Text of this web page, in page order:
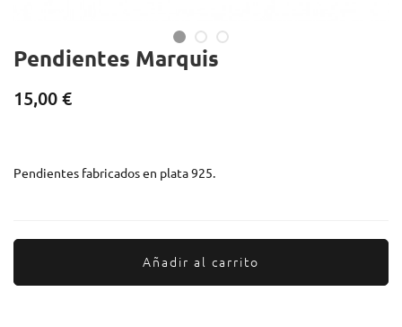
Pendientes Marquis
15,00 €
Pendientes fabricados en plata 925.
Añadir al carrito